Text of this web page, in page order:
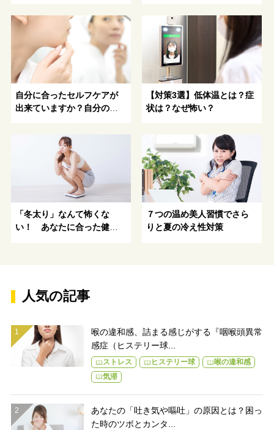
自分に合ったセルフケアが
出来ていますか？自分のカ
【対策3選】低体温とは？症
状は？なぜ怖い？
「冬太り」なんて怖くな
い！ あなたに合った健康
７つの温め美人習慣でさら
りと夏の冷え性対策
人気の記事
喉の違和感、詰まる感じがする『咽喉頭異常
感症（ヒステリー球...
ストレス ヒステリー球
喉の違和感
気滞
あなたの「吐き気や嘔吐」の原因とは？困っ
た時のツボとカンタ...